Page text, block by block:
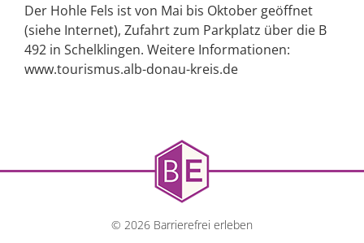
Der Hohle Fels ist von Mai bis Oktober geöffnet
(siehe Internet), Zufahrt zum Parkplatz über die B
492 in Schelklingen. Weitere Informationen:
www.tourismus.alb-donau-kreis.de
© 2026 Barrierefrei erleben